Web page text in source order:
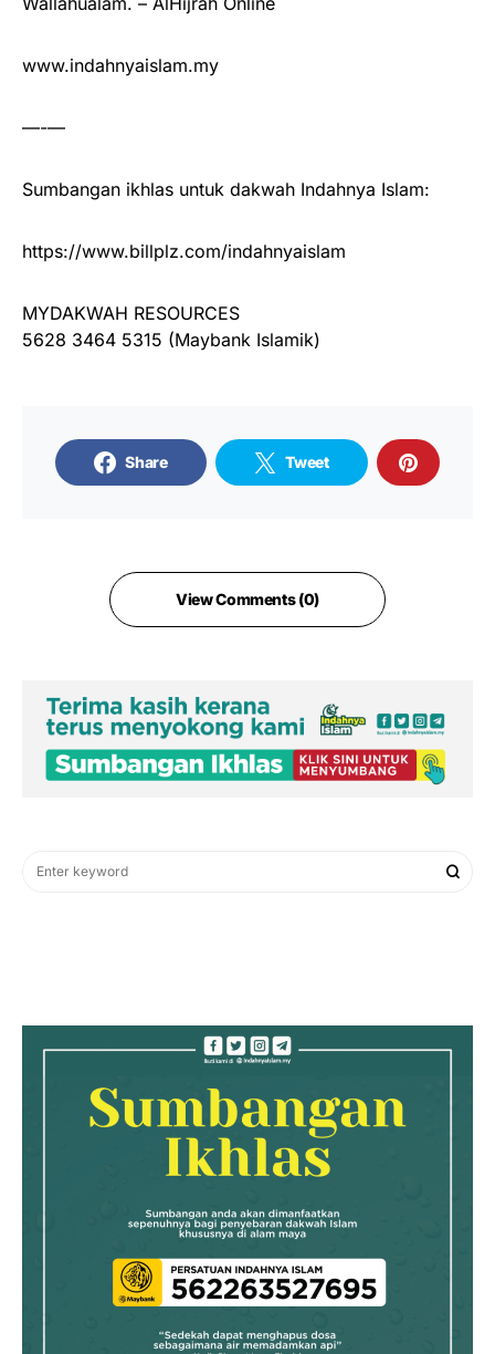
www.indahnyaislam.my
—-—
Sumbangan ikhlas untuk dakwah Indahnya Islam:
https://www.billplz.com/indahnyaislam
MYDAKWAH RESOURCES
5628 3464 5315 (Maybank Islamik)
Share Tweet
View Comments (0)